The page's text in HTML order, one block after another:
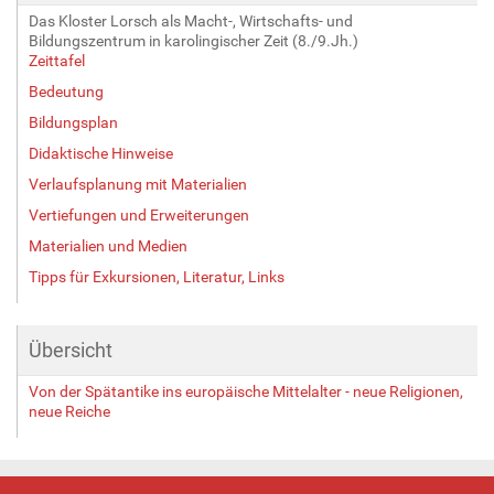
v
o
l
r
G
ö
ß
Das Kloster Lorsch als Macht-, Wirtschafts- und
Bildungszentrum in karolingischer Zeit (8./9.Jh.)
Zeittafel
Bedeutung
Bildungsplan
Didaktische Hinweise
Verlaufsplanung mit Materialien
Vertiefungen und Erweiterungen
Materialien und Medien
Tipps für Exkursionen, Literatur, Links
Übersicht
Von der Spätantike ins europäische Mittelalter - neue Religionen,
neue Reiche